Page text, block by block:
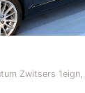
Zwitsers